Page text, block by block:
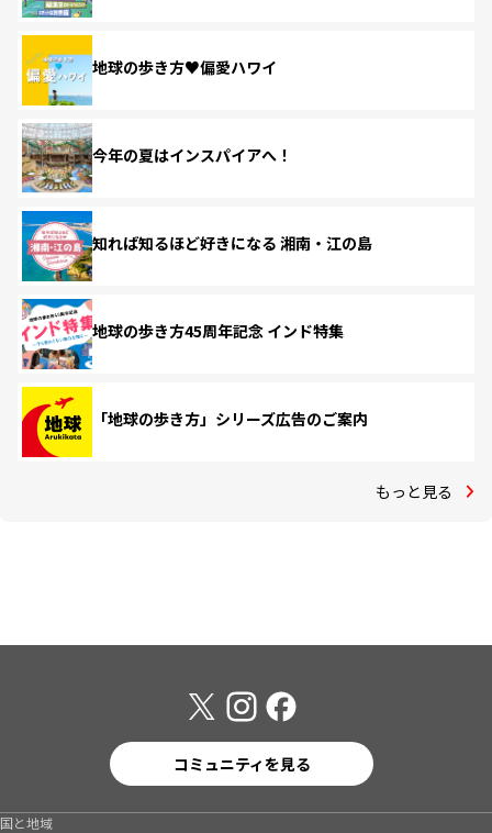
地球の歩き方♥偏愛ハワイ
今年の夏はインスパイアへ！
知れば知るほど好きになる 湘南・江の島
地球の歩き方45周年記念 インド特集
「地球の歩き方」シリーズ広告のご案内
もっと見る
コミュニティを見る
国と地域